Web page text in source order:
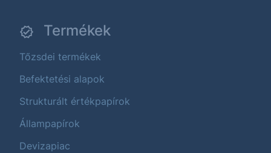
Termékek
Tőzsdei termékek
Befektetési alapok
Strukturált értékpapírok
Állampapírok
Devizapiac